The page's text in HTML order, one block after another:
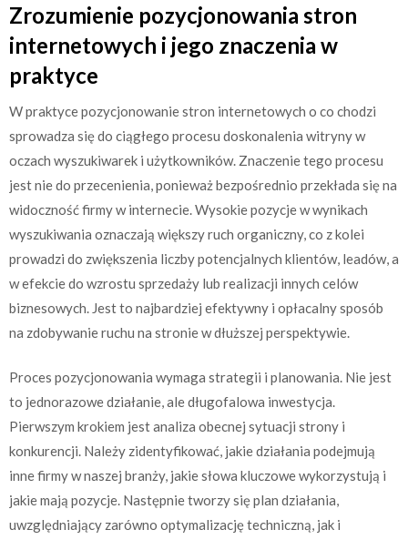
Zrozumienie pozycjonowania stron
internetowych i jego znaczenia w
praktyce
W praktyce pozycjonowanie stron internetowych o co chodzi
sprowadza się do ciągłego procesu doskonalenia witryny w
oczach wyszukiwarek i użytkowników. Znaczenie tego procesu
jest nie do przecenienia, ponieważ bezpośrednio przekłada się na
widoczność firmy w internecie. Wysokie pozycje w wynikach
wyszukiwania oznaczają większy ruch organiczny, co z kolei
prowadzi do zwiększenia liczby potencjalnych klientów, leadów, a
w efekcie do wzrostu sprzedaży lub realizacji innych celów
biznesowych. Jest to najbardziej efektywny i opłacalny sposób
na zdobywanie ruchu na stronie w dłuższej perspektywie.
Proces pozycjonowania wymaga strategii i planowania. Nie jest
to jednorazowe działanie, ale długofalowa inwestycja.
Pierwszym krokiem jest analiza obecnej sytuacji strony i
konkurencji. Należy zidentyfikować, jakie działania podejmują
inne firmy w naszej branży, jakie słowa kluczowe wykorzystują i
jakie mają pozycje. Następnie tworzy się plan działania,
uwzględniający zarówno optymalizację techniczną, jak i